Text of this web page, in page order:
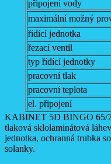
připojení vody
maximální možný
řídící jednotka
řezací ventil
typ řídící jednotky
pracovní tlak
pracovní teplota
el. připojení
KABINET 5D BINGO 65/
tlaková sklolaminátová
jednotka, ochranná trubka
solanky.